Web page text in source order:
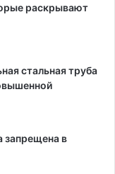
раскрывают
стальная труба
запрещена в